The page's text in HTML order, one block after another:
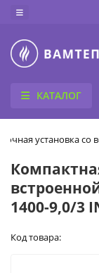
КАТАЛОГ
установка со
1400-9,0/3
Код товара: